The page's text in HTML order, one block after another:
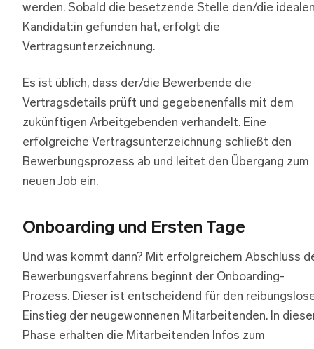
werden. Sobald die besetzende Stelle den/die
Kandidat:in gefunden hat, erfolgt die
Vertragsunterzeichnung.
Es ist üblich, dass der/die Bewerbende die
Vertragsdetails prüft und gegebenenfalls mit dem
zukünftigen Arbeitgebenden verhandelt. Eine
erfolgreiche Vertragsunterzeichnung schließt den
Bewerbungsprozess ab und leitet den Übergang zum
neuen Job ein.
Onboarding und Ersten Tage
Und was kommt dann? Mit erfolgreichem Abschluss
Bewerbungsverfahrens beginnt der Onboarding-
Prozess. Dieser ist entscheidend für den
Einstieg der neugewonnenen Mitarbeitenden. In
Phase erhalten die Mitarbeitenden Infos zum